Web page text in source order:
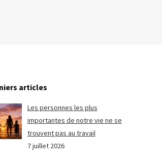
articles
Les personnes les plus
importantes de notre vie ne se
trouvent pas au travail
7 juillet 2026